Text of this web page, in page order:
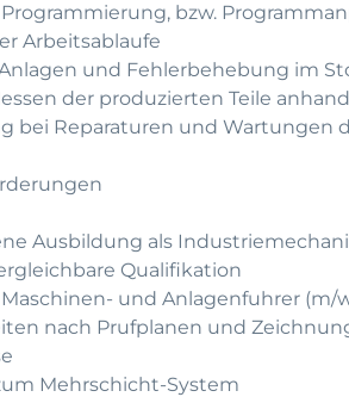
bzw.
Arbeitsablaufe
und Fehlerbehebung im
der produzierten Teile
bei Reparaturen und Wartungen
Ausbildung als
Qualifikation
und Anlagenfuhrer (m/
nach Prufplanen und
Mehrschicht-System